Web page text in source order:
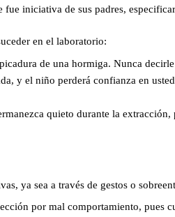
fue iniciativa de sus padres,
en el laboratorio:
de una hormiga. Nunca
y el niño perderá confianza en
quieto durante la extracción,
ya sea a través de gestos o
por mal comportamiento, pues